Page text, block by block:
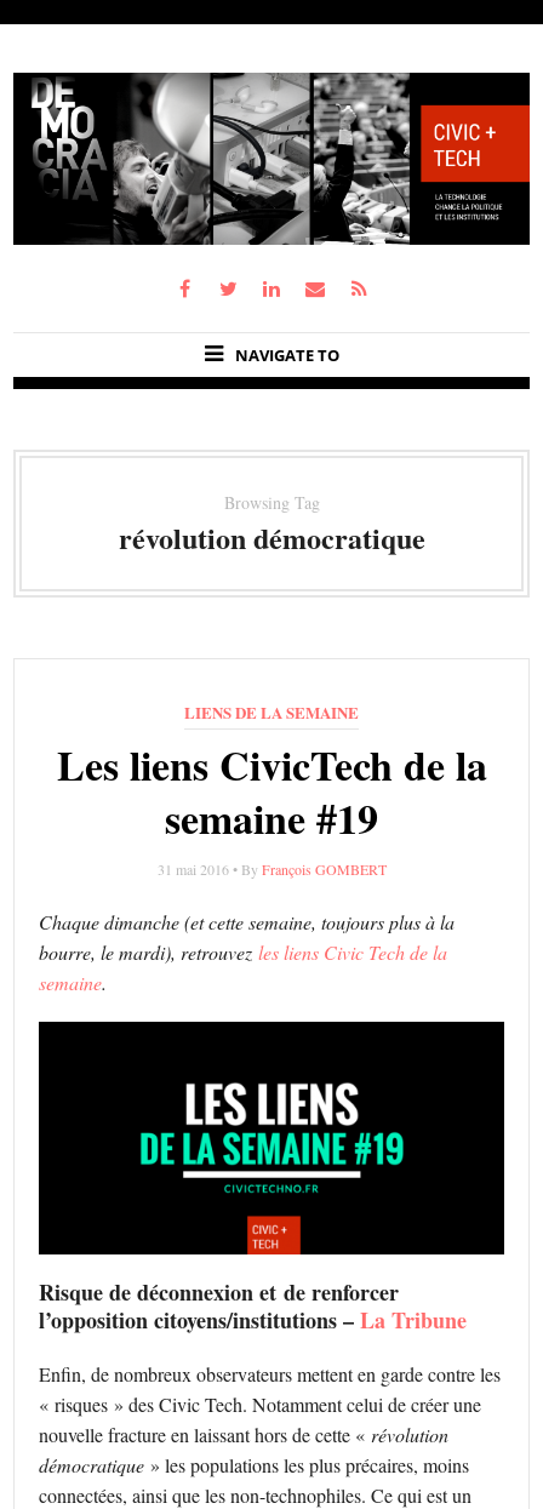
NAVIGATE TO
Browsing Tag
révolution démocratique
LIENS DE LA SEMAINE
Les liens CivicTech de la
semaine #19
31 mai 2016 • By François GOMBERT
Chaque dimanche (et cette semaine, toujours plus à la
bourre, le mardi), retrouvezles liens Civic Tech de la
semaine.
Risque de déconnexion et de renforcer
l’opposition citoyens/institutions –La Tribune
Enfin, de nombreux observateurs mettent en garde contre les
« risques » des Civic Tech. Notamment celui de créer une
nouvelle fracture en laissant hors de cette « révolution
démocratique » les populations les plus précaires, moins
connectées, ainsi que les non-technophiles. Ce qui est un